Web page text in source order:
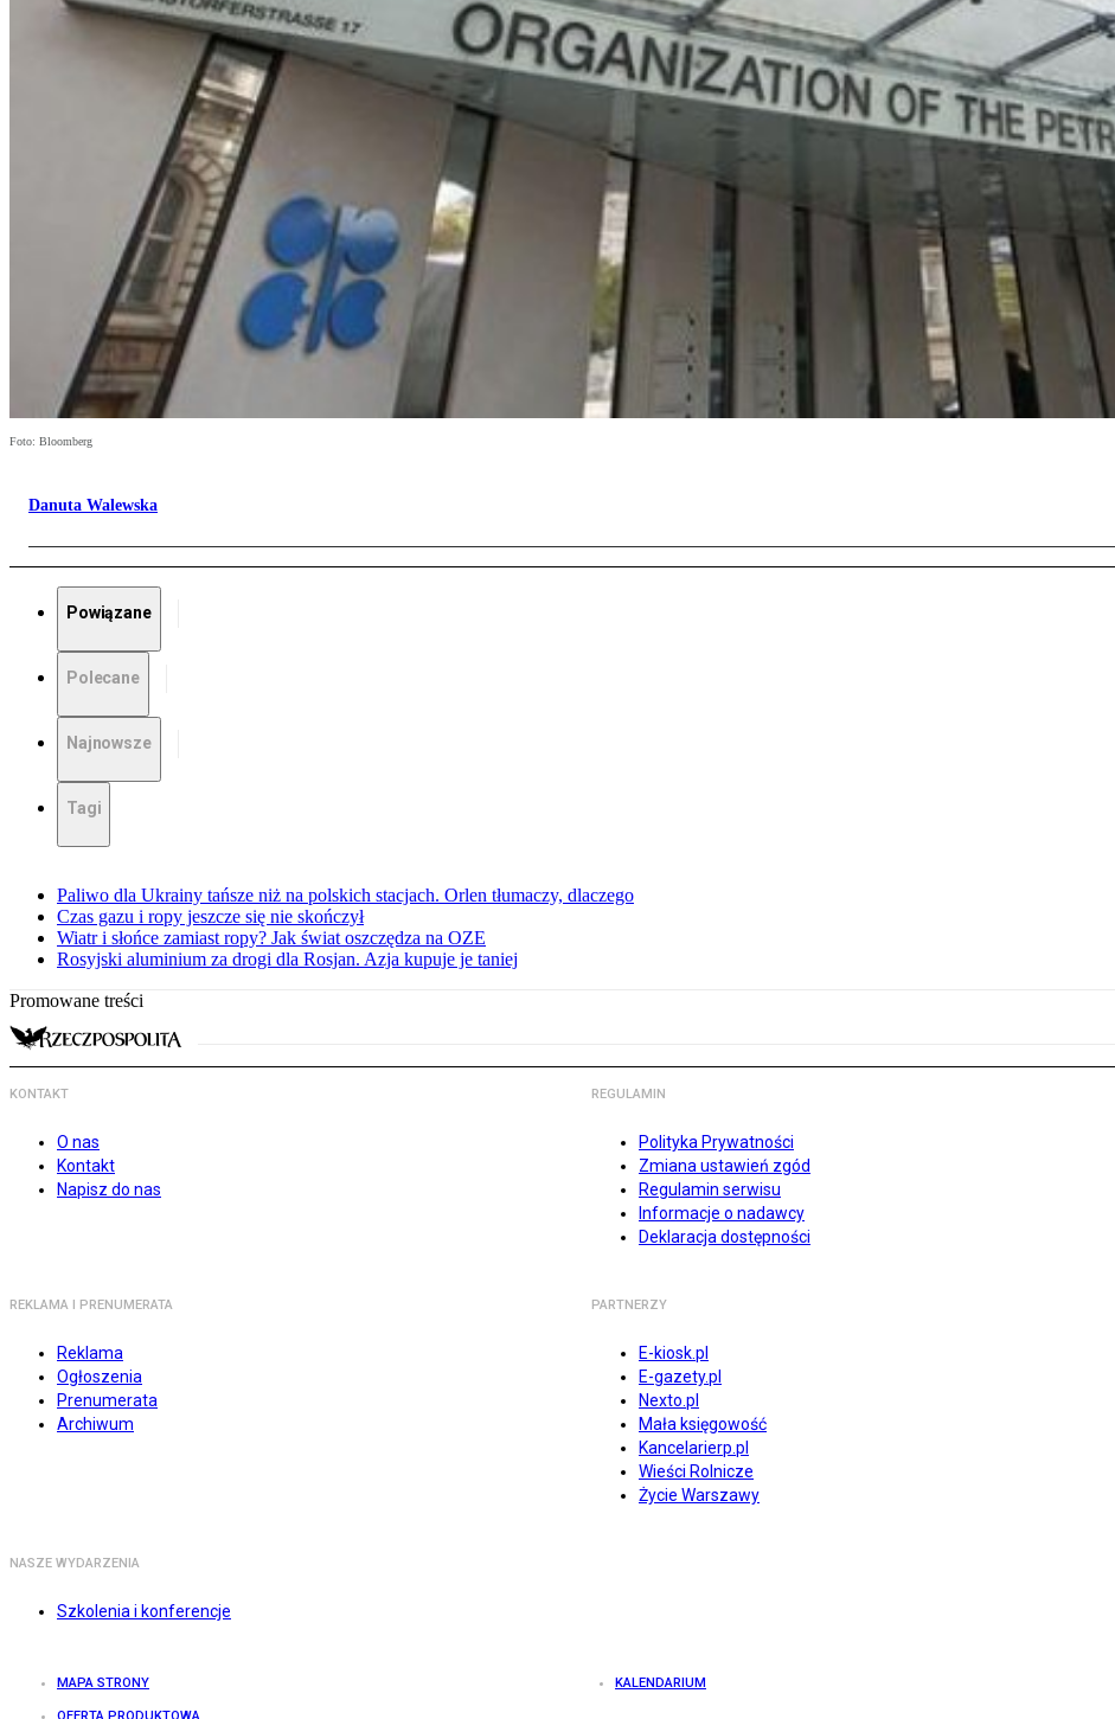
Foto: Bloomberg
Danuta Walewska
Powiązane
Polecane
Najnowsze
Tagi
Paliwo dla Ukrainy tańsze niż na polskich stacjach. Orlen tłumaczy, dlaczego
Czas gazu i ropy jeszcze się nie skończył
Wiatr i słońce zamiast ropy? Jak świat oszczędza na OZE
Rosyjski aluminium za drogi dla Rosjan. Azja kupuje je taniej
Promowane treści
KONTAKT
O nas
Kontakt
Napisz do nas
REGULAMIN
Polityka Prywatności
Zmiana ustawień zgód
Regulamin serwisu
Informacje o nadawcy
Deklaracja dostępności
REKLAMA I PRENUMERATA
Reklama
Ogłoszenia
Prenumerata
Archiwum
PARTNERZY
E-kiosk.pl
E-gazety.pl
Nexto.pl
Mała księgowość
Kancelarierp.pl
Wieści Rolnicze
Życie Warszawy
NASZE WYDARZENIA
Szkolenia i konferencje
MAPA STRONY KALENDARIUM